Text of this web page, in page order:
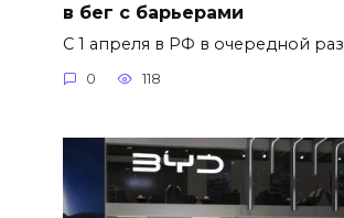
в бег с барьерами
С 1 апреля в РФ в очередной раз
0 118